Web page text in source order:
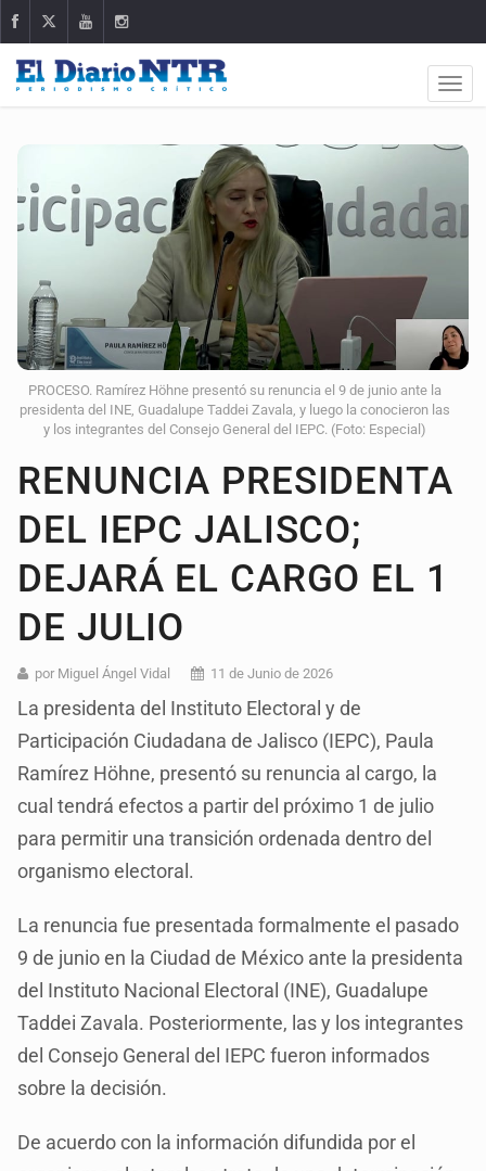
PROCESO. Ramírez Höhne presentó su renuncia el 9 de junio ante la
presidenta del INE, Guadalupe Taddei Zavala, y luego la conocieron las
y los integrantes del Consejo General del IEPC. (Foto: Especial)
RENUNCIA PRESIDENTA
DEL IEPC JALISCO;
DEJARÁ EL CARGO EL 1
DE JULIO
por Miguel Ángel Vidal 11 de Junio de 2026
La presidenta del Instituto Electoral y de
Participación Ciudadana de Jalisco (IEPC), Paula
Ramírez Höhne, presentó su renuncia al cargo, la
cual tendrá efectos a partir del próximo 1 de julio
para permitir una transición ordenada dentro del
organismo electoral.
La renuncia fue presentada formalmente el pasado
9 de junio en la Ciudad de México ante la presidenta
del Instituto Nacional Electoral (INE), Guadalupe
Taddei Zavala. Posteriormente, las y los integrantes
del Consejo General del IEPC fueron informados
sobre la decisión.
De acuerdo con la información difundida por el